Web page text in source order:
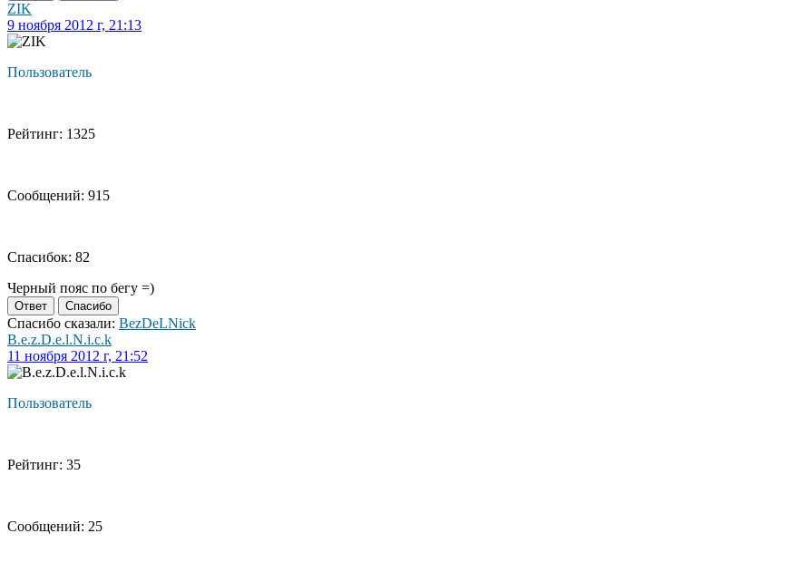
ZIK
9 ноября 2012 г, 21:13
Пользователь
Рейтинг: 1325
Сообщений: 915
Спасибок: 82
Черный пояс по бегу =)
Ответ Спасибо
Спасибо сказали: BezDeLNick
B.e.z.D.e.l.N.i.c.k
11 ноября 2012 г, 21:52
Пользователь
Рейтинг: 35
Сообщений: 25